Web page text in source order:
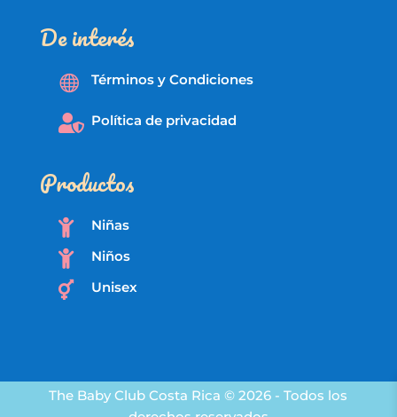
De interés
 Términos y Condiciones
 Política de privacidad
Productos
 Niñas
 Niños
 Unisex
The Baby Club Costa Rica © 2026 - Todos los